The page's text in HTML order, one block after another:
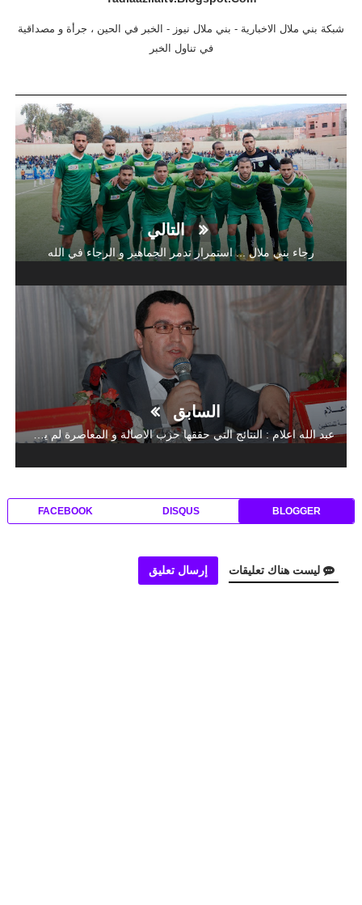
شبكة بني ملال الاخبارية - بني ملال نيوز - الخبر في الحين ، جرأة و مصداقية
في تناول الخبر
التالي
رجاء بني ملال ... استمرار تدمر الجماهير و الرجاء في الله
السابق
عبد الله اعلام : النتائج التي حققها حزب الاصالة و المعاصرة لم يحققها بالمنشطات بل بالمجهود الجبار الذي قام به جميع المناضلين
BLOGGER
DISQUS
FACEBOOK
ليست هناك تعليقات إرسال تعليق